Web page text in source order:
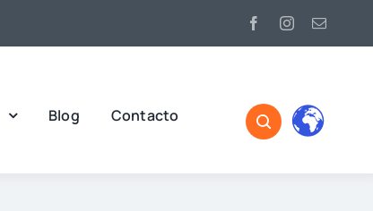
Blog Contacto